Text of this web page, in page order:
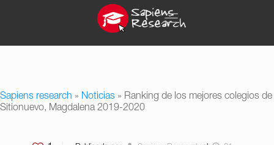
Sapiens research » Noticias » Ranking de los mejores colegios de
Sitionuevo, Magdalena 2019-2020